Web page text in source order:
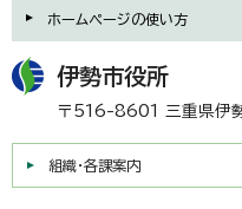
ホームページの使い方
伊勢市役所
〒516-8601 三重県伊
組織・各課案内